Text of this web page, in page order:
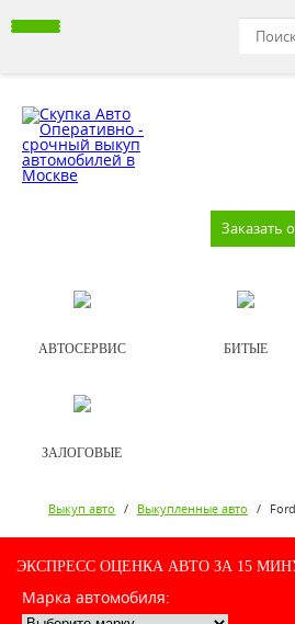
Заказать
АВТОСЕРВИС БИТЫЕ
ЗАЛОГОВЫЕ
Выкуп авто / Выкупленные авто /
ЭКСПРЕСС ОЦЕНКА АВТО ЗА 15
Марка автомобиля: